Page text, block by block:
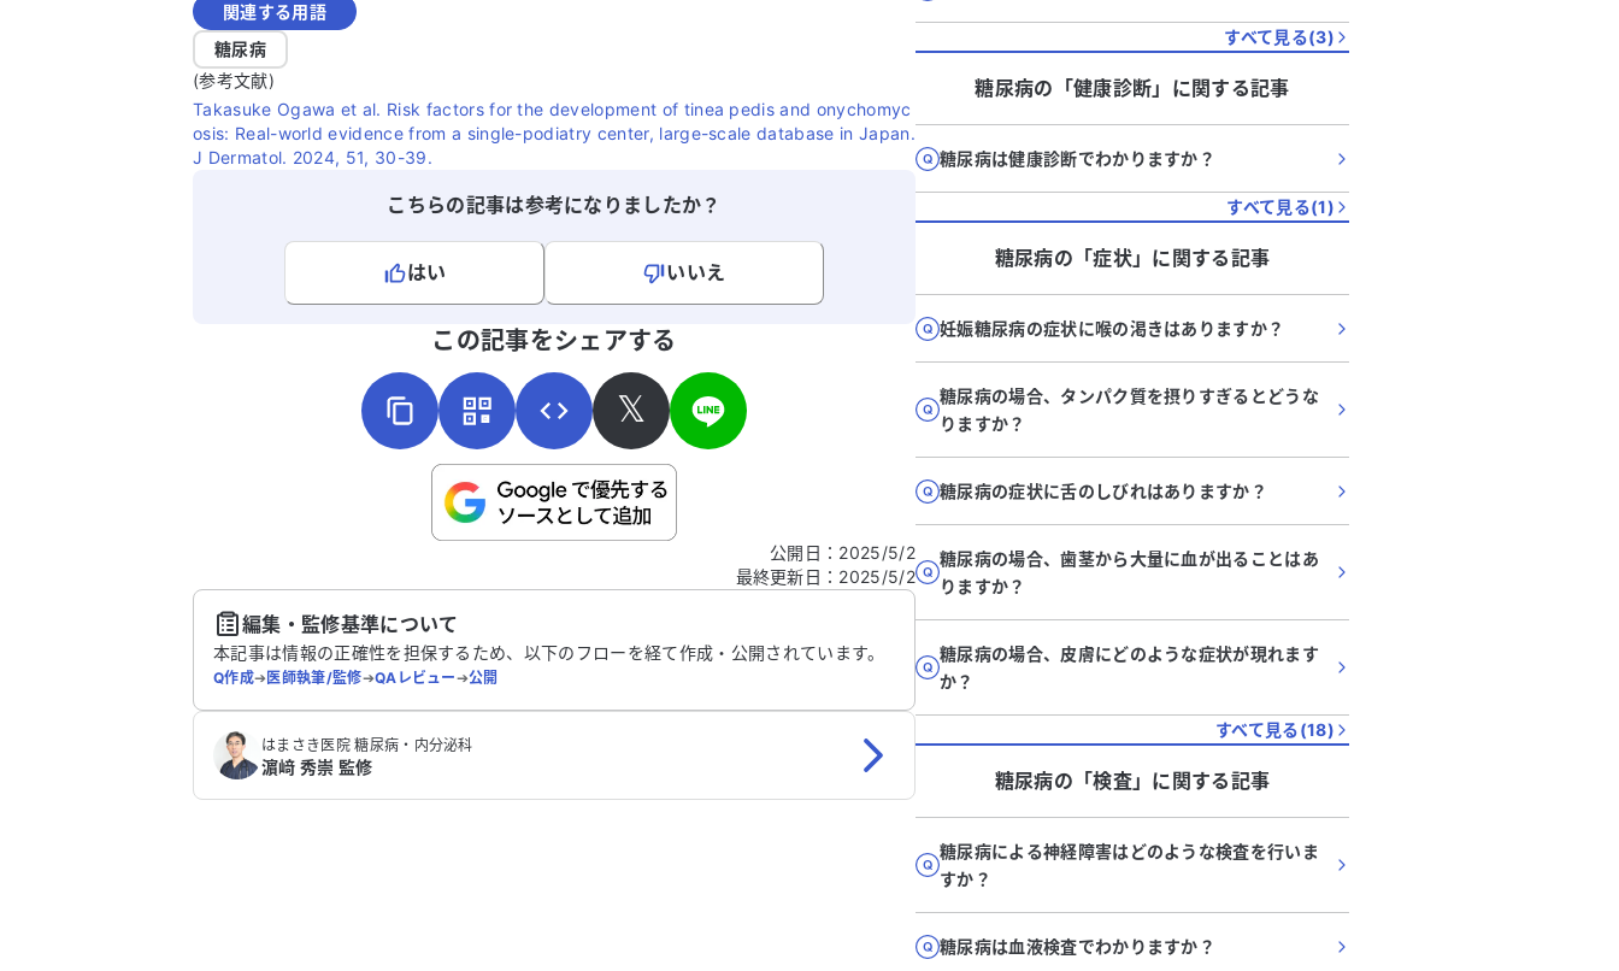
検査を受けるべきか、または他の科を受診
すれば良いか、アドバイスをいただけると
助かります。
関連する用語
糖尿病
(参考文献)
Takasuke Ogawa et al. Risk factors for the development of tinea pedis and onychomyc
osis: Real-world evidence from a single-podiatry center, large-scale database in Japan.
J Dermatol. 2024, 51, 30-39.
こちらの記事は参考になりましたか？
はい
いいえ
こちらは送信専用のフォームです。氏名やご自身の病気の詳細などの個人情報は入れないでくだ
この記事をシェアする
𝕏
公開日 ： 2025/5/2
最終更新日 ： 2025/5/2
編集・監修基準について
本記事は情報の正確性を担保するため、以下のフローを経て作成・公開されています。
Q作成➔医師執筆/監修➔QAレビュー➔公開
はまさき医院 糖尿病・内分泌科
濵﨑 秀崇 監修
すべて見る(3)
糖尿病の「健康診断」に関する記事
糖尿病は健康診断でわかりますか？
すべて見る(1)
糖尿病の「症状」に関する記事
妊娠糖尿病の症状に喉の渇きはありますか？
糖尿病の場合、タンパク質を摂りすぎるとどうな
りますか？
糖尿病の症状に舌のしびれはありますか？
糖尿病の場合、歯茎から大量に血が出ることはあ
りますか？
糖尿病の場合、皮膚にどのような症状が現れます
か？
すべて見る(18)
糖尿病の「検査」に関する記事
糖尿病による神経障害はどのような検査を行いま
すか？
糖尿病は血液検査でわかりますか？